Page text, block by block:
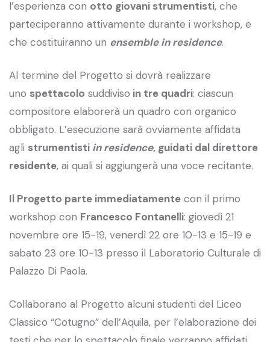
l’esperienza con otto giovani strumentisti, che
parteciperanno attivamente durante i workshop, e
che costituiranno un ensemble in residence.
Al termine del Progetto si dovrà realizzare
uno spettacolo suddiviso in tre quadri: ciascun
compositore elaborerà un quadro con organico
obbligato. L’esecuzione sarà ovviamente affidata
agli strumentisti in residence, guidati dal direttore
residente, ai quali si aggiungerà una voce recitante.
Il Progetto parte immediatamente con il primo
workshop con Francesco Fontanelli: giovedì 21
novembre ore 15-19, venerdì 22 ore 10-13 e 15-19 e
sabato 23 ore 10-13 presso il Laboratorio Culturale di
Palazzo Di Paola.
Collaborano al Progetto alcuni studenti del Liceo
Classico “Cotugno” dell’Aquila, per l’elaborazione dei